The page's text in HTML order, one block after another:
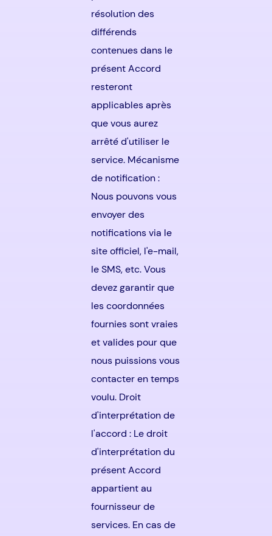
résolution des
différends
contenues dans le
présent Accord
resteront
applicables après
que vous aurez
arrêté d'utiliser le
service. Mécanisme
de notification :
Nous pouvons vous
envoyer des
notifications via le
site officiel, l'e-mail,
le SMS, etc. Vous
devez garantir que
les coordonnées
fournies sont vraies
et valides pour que
nous puissions vous
contacter en temps
voulu. Droit
d'interprétation de
l'accord : Le droit
d'interprétation du
présent Accord
appartient au
fournisseur de
services. En cas de